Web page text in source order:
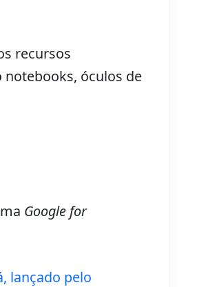
recursos
óculos de
Google for
lançado pelo